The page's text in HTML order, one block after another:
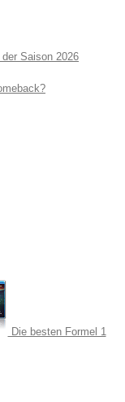
Saison 2026
Die besten Formel 1